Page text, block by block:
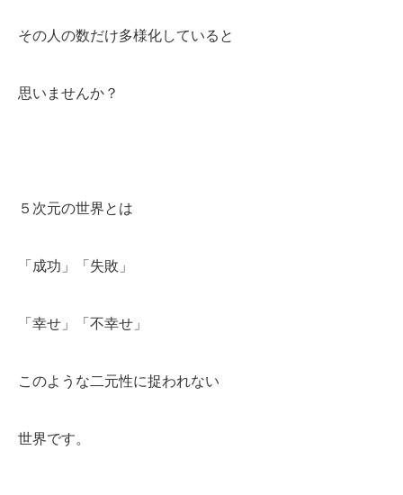
その人の数だけ多様化していると
思いませんか？
５次元の世界とは
「成功」「失敗」
「幸せ」「不幸せ」
このような二元性に捉われない
世界です。